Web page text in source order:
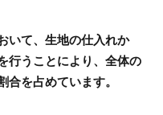
いて、生地の仕入れか
行うことにより、全体の
を占めています。